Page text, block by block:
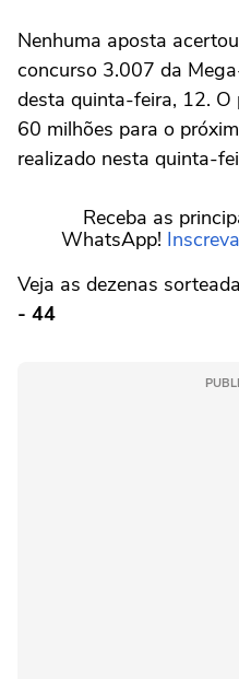
Nenhuma aposta
concurso 3.007 da
desta quinta-feira, 12. O
60 milhões para o
realizado nesta quinta-
Receba as
WhatsApp!
Veja as dezenas
- 44